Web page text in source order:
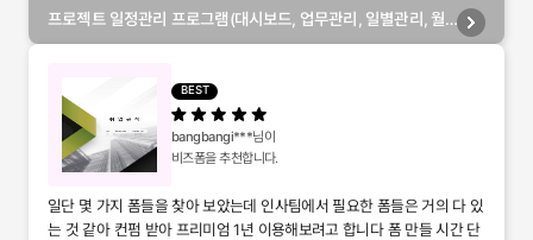
프로젝트 일정관리 프로그램(대시보드, 업무관리, 일별관리, 월
BEST
bangbangi***님이
비즈폼을 추천합니다.
일단 몇 가지 폼들을 찾아 보았는데 인사팀에서 필요한 폼들은 거의 다 있
는 것 같아 컨펌 받아 프리미엄 1년 이용해보려고 합니다 폼 만들 시간 단